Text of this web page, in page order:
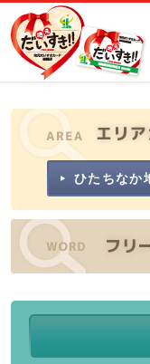
ひたちなか